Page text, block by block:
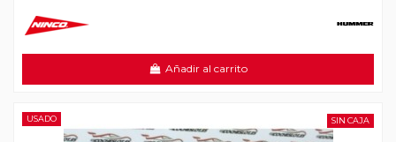
Añadir al carrito
USADO SIN CAJA